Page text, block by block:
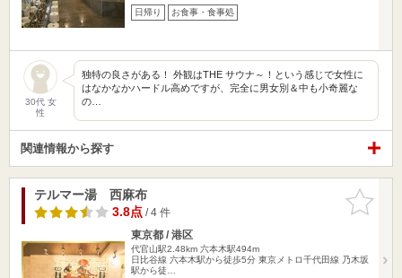
日帰り お食事・食事処
30代 女
性
独特の良さがある！ 外観はTHE サウナ～！という感じで女性に
はなかなかハードル高めですが、完全に男女別＆中も小奇麗な
の…
関連情報から探す
お気に入
りに追加
テルマー湯 西麻布
3.8点/ 4 件
東京都 / 港区
代官山駅2.48km 六本木駅494m
日比谷線 六本木駅から徒歩5分 東京メトロ千代田線 乃木坂
駅から徒…